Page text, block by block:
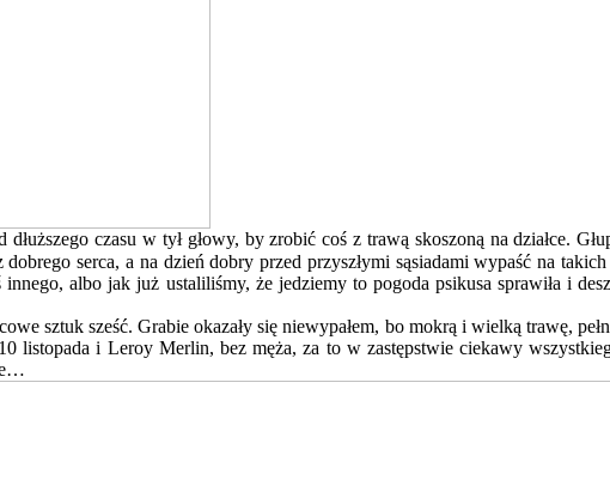
czasu w tył głowy, by zrobić coś z trawą skoszoną na działce.
serca, a na dzień dobry przed przyszłymi sąsiadami wypaść na
albo jak już ustaliliśmy, że jedziemy to pogoda psikusa sprawiła i
sztuk sześć. Grabie okazały się niewypałem, bo mokrą i wielką trawę,
listopada i Leroy Merlin, bez męża, za to w zastępstwie ciekawy